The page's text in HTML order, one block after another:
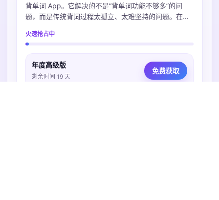
背单词 App。它解决的不是“背单词功能不够多”的问
题，而是传统背词过程太孤立、太难坚持的问题。在
习来完成不同学习任务；这些任务会对应列车运营、经
到：今天不是只完成了几个单词数字，而是在推进自己
的铁路世界。
火速抢占中
年度高级版
剩余时间 19 天
免费获取